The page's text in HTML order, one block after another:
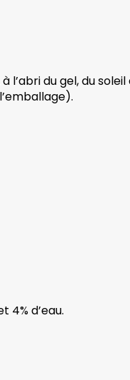
l’abri du gel, du
4% d’eau.